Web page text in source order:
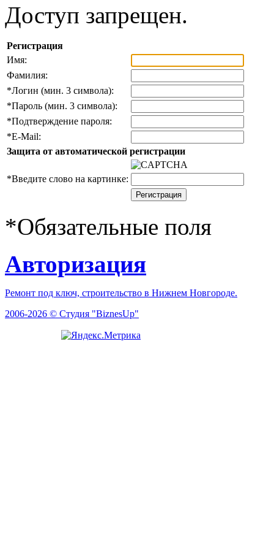
Доступ запрещен.
Регистрация
Имя:
Фамилия:
*Логин (мин. 3 символа):
*Пароль (мин. 3 символа):
*Подтверждение пароля:
*E-Mail:
Защита от автоматической регистрации
*Введите слово на картинке:
*Обязательные поля
Авторизация
Ремонт под ключ, строительство в Нижнем Новгороде.
2006-2026 © Студия "BiznesUp"